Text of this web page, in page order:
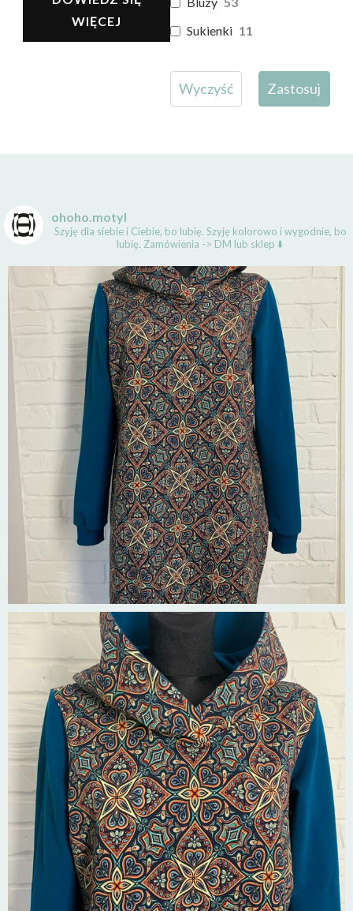
WIĘCEJ
Sukienki 11
Zastosuj
Wyczyść
ohoho.motyl
Szyję dla siebie i Ciebie, bo lubię. Szyję kolorowo i wygodnie, bo
lubię. Zamówienia -> DM lub sklep ⬇️